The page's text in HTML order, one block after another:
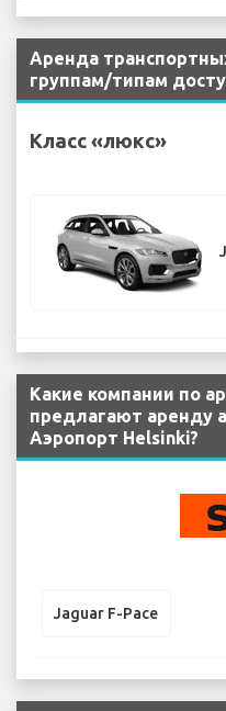
Аренда
группам/типам
Класс «люкс»
Какие компании по
предлагают аренду
Аэропорт Helsinki?
Jaguar F-Pace